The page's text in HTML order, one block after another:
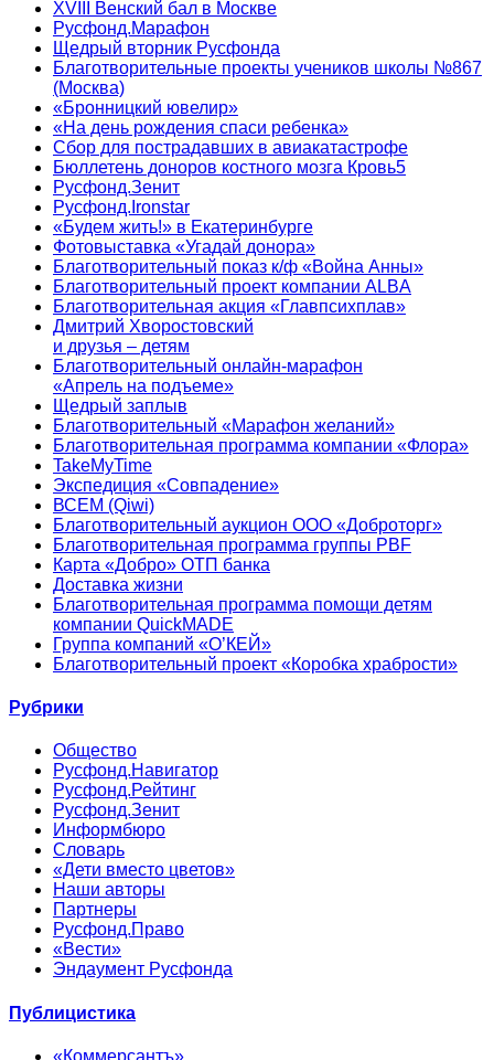
XVIII Венский бал в Москве
Русфонд.Марафон
Щедрый вторник Русфонда
Благотворительные проекты учеников школы №867
(Москва)
«Бронницкий ювелир»
«На день рождения спаси ребенка»
Сбор для пострадавших в авиакатастрофе
Бюллетень доноров костного мозга Кровь5
Русфонд.Зенит
Русфонд.Ironstar
«Будем жить!» в Екатеринбурге
Фотовыставка «Угадай донора»
Благотворительный показ к/ф «Война Анны»
Благотворительный проект компании ALBA
Благотворительная акция «Главпсихплав»
Дмитрий Хворостовский
и друзья – детям
Благотворительный онлайн‑марафон
«Апрель на подъеме»
Щедрый заплыв
Благотворительный «Марафон желаний»
Благотворительная программа компании «Флора»
TakeMyTime
Экспедиция «Совпадение»
ВСЕМ (Qiwi)
Благотворительный аукцион ООО «Доброторг»
Благотворительная программа группы PBF
Карта «Добро» ОТП банка
Доставка жизни
Благотворительная программа помощи детям
компании QuickMADE
Группа компаний «О’КЕЙ»
Благотворительный проект «Коробка храбрости»
Рубрики
Общество
Русфонд.Навигатор
Русфонд.Рейтинг
Русфонд.Зенит
Информбюро
Словарь
«Дети вместо цветов»
Наши авторы
Партнеры
Русфонд.Право
«Вести»
Эндаумент Русфонда
Публицистика
«Коммерсантъ»